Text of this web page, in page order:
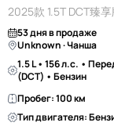
2025款 1.5T DCT臻
53 дня в продаже
Unknown · Чанша
1.5 L • 156 л.с. •
(DCT) • Бензин
Пробег: 100 км
Тип двигателя: